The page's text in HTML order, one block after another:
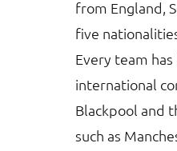
from England,
five
Every team
international
Blackpool and
such as